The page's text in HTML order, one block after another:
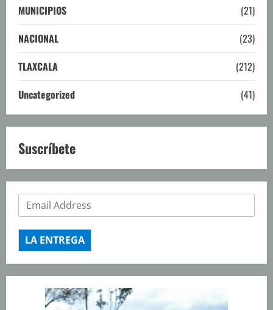
MUNICIPIOS
(21)
NACIONAL
(23)
TLAXCALA
(212)
Uncategorized
(41)
Suscríbete
LA ENTREGA